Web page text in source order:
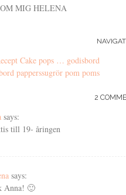
OM MIG HELENA
Cake pops … godisbord
papperssugrör pom poms
2
says:
till 19- åringen
says:
Anna! 🙂